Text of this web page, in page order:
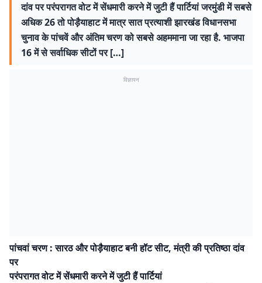
दांव पर परंपरागत वोट में सेंधमारी करने में जुटी हैं पार्टियां जरमुंडी में सबसे
अधिक 26 तो पोड़ैयाहाट में मात्र सात प्रत्याशी झारखंड विधानसभा
चुनाव के पांचवें और अंतिम चरण को सबसे अहममाना जा रहा है. भाजपा
16 में से सर्वाधिक सीटों पर […]
विज्ञापन
पांचवां चरण : सारठ और पोड़ैयाहाट बनी हॉट सीट, मंत्री की प्रतिष्ठा दांव
पर
परंपरागत वोट में सेंधमारी करने में जुटी हैं पार्टियां